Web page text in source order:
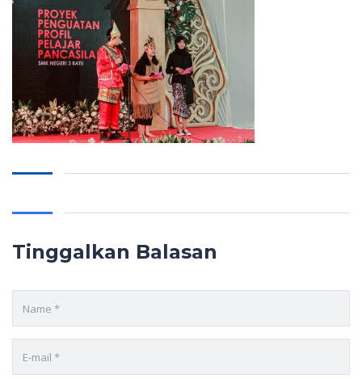
Tinggalkan Balasan